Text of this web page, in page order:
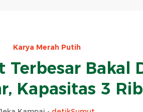
Karya Merah Putih
Terbesar Bakal
Kapasitas 3